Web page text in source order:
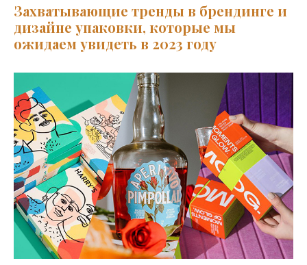
Захватывающие тренды в брендинге и
дизайне упаковки, которые мы
ожидаем увидеть в 2023 году